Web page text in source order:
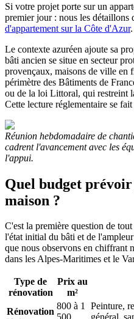
Si votre projet porte sur un
premier jour : nous les détaillons
d'appartement sur la Côte d'Azur.
Le contexte azuréen ajoute sa
bâti ancien se situe en secteur
provençaux, maisons de ville en
périmètre des Bâtiments de
ou de la loi Littoral, qui restreint
Cette lecture réglementaire se
Réunion hebdomadaire de
cadrent l'avancement avec les
l'appui.
Quel budget
maison ?
C'est la première question de
l'état initial du bâti et de
que nous observons en chiffrant
dans les Alpes-Maritimes et le
Type de
rénovation
Prix au
m²
Rénovation
800 à 1 Peinture,